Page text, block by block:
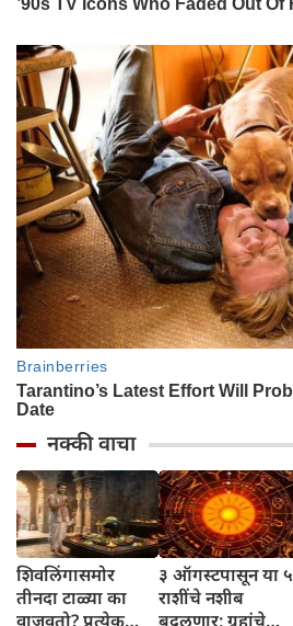
नक्की वाचा
शिवलिंगासमोर
तीनदा टाळ्या का
वाजवतो? प्रत्येक
३ ऑगस्टपासून या ५
राशींचे नशीब
बदलणार; ग्रहांचे